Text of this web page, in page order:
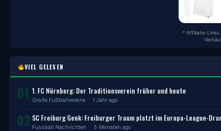
* Affiliate-
VIEL GELESEN
01 1. FC Nürnberg: Der Traditionsverein früher und heute
Große Fußballvereine · 1 Jahr ago
02 SC Freiburg Genk: Freiburger Traum platzt im Europa-League-
Fussball Nachrichten · 5 Monaten ago